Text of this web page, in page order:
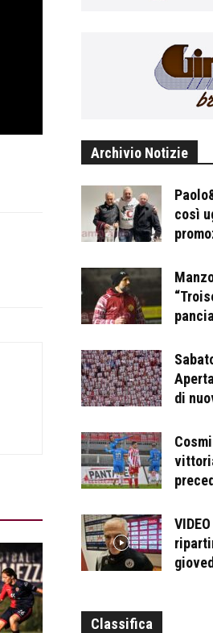
Archivio Notizie
così
di
Classifica